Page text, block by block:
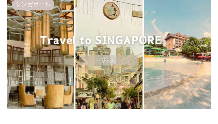
シンガポール